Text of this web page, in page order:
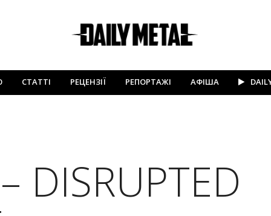
СТАТТІ РЕЦЕНЗІЇ РЕПОРТАЖІ АФІША
DISRUPTED